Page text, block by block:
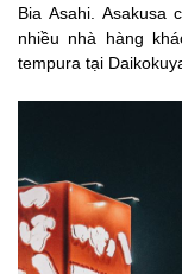
Bia Asahi.
nhiều nhà hàng
tempura tại